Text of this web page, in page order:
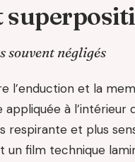
souvent négligés
et la
à l’intérieur
respirante et plus
un film technique